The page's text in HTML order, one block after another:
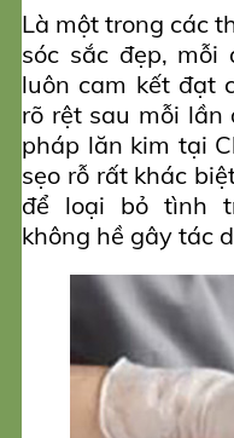
Là một trong các
sóc sắc đẹp,
luôn cam kết đạt
rõ rệt sau mỗi
pháp lăn kim tại
sẹo rỗ rất khác
để loại bỏ tình
không hề gây tác